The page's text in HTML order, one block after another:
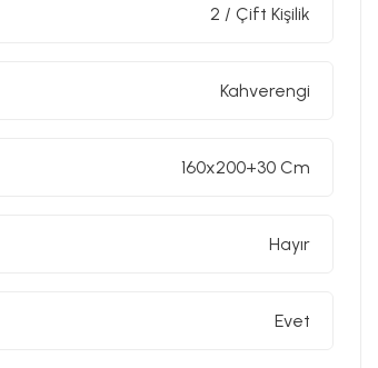
2 / Çift Kişilik
Kahverengi
160x200+30 Cm
Hayır
Evet